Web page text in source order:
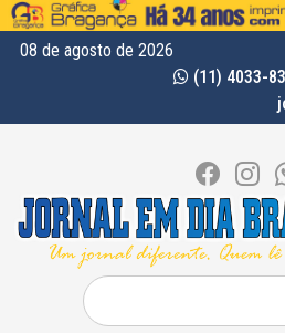
08 de agosto de 2026
(11) 4033-
Pesquisar
por: